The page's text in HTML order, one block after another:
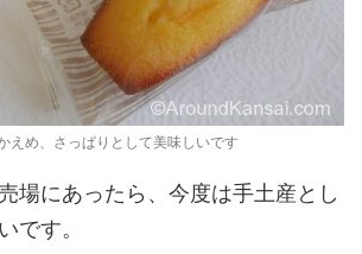
えめ、さっぱりとして美味しいです
場にあったら、今度は手土産とし
です。